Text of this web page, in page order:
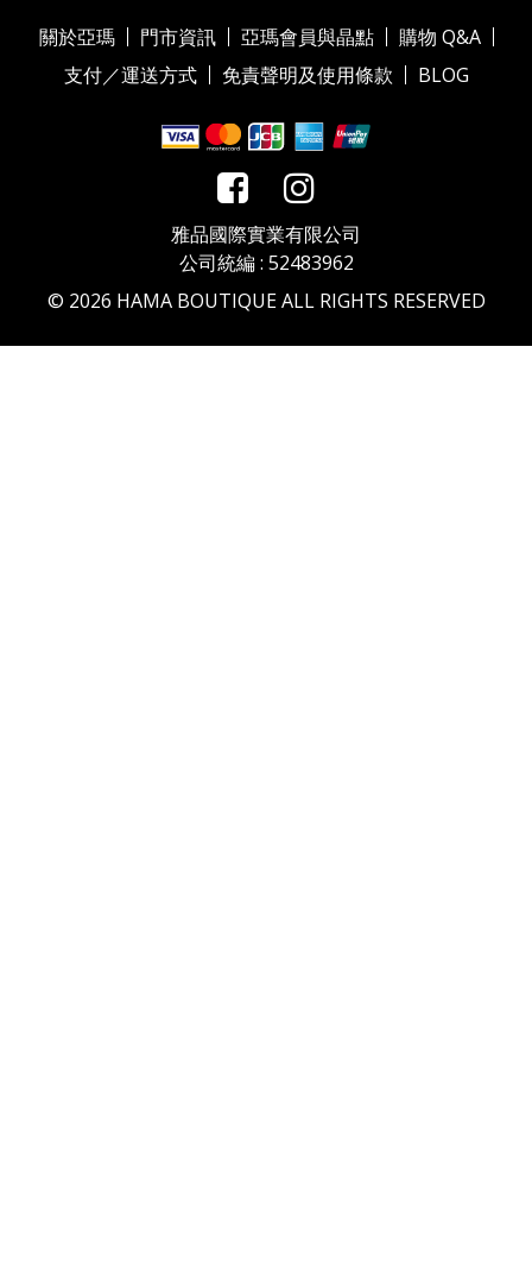
關於亞瑪 門市資訊 亞瑪會員與晶點
購物 Q&A
支付／運送方式
免責聲明及使用條款 BLOG
雅品國際實業有限公司
公司統編 : 52483962
© 2026 HAMA BOUTIQUE ALL RIGHTS RESERVED